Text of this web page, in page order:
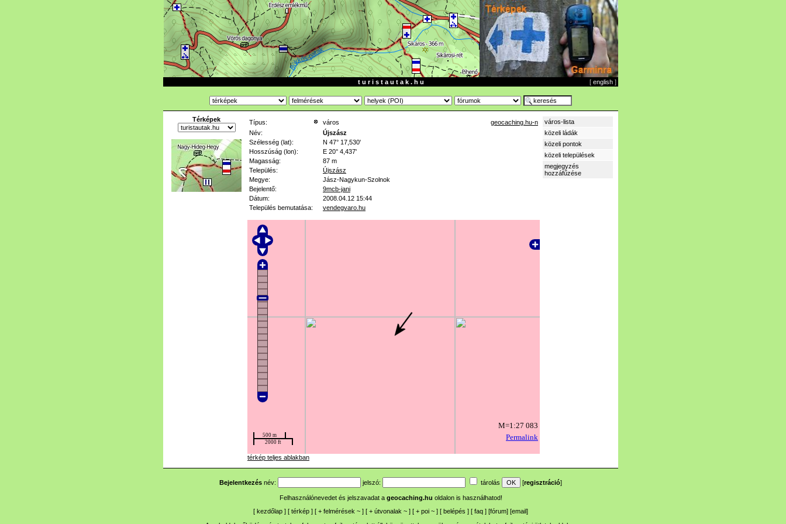
t u r i s t a u t a k . h u [ english ]
Térképek Típus: város
geocaching.hu-n
Név:
Újszász
Szélesség (lat):
N 47° 17,530'
Hosszúság (lon):
E 20° 4,437'
Magasság:
87 m
Település:
Újszász
Megye:
Jász-Nagykun-Szolnok
Bejelentő:
9mcb-jani
Dátum:
2008.04.12 15:44
Település bemutatása:
vendegvaro.hu
térkép teljes ablakban
város-lista
közeli ládák
közeli pontok
közeli települések
megjegyzés
hozzáfűzése
Bejelentkezés név: jelszó: tárolás [regisztráció]
Felhasználónevedet és jelszavadat a geocaching.hu oldalon is használhatod!
[ kezdőlap ] [ térkép ] [ + felmérések ~ ] [ + útvonalak ~ ] [ + poi ~ ] [ belépés ] [ faq ] [fórum] [email]